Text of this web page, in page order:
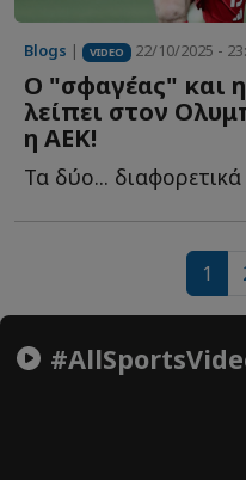
Blogs | VIDEO 22/10/2025 -
Ο "σφαγέας" και
λείπει στον
η ΑΕΚ!
1